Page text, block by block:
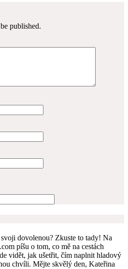
published.
dovolenou? Zkuste to tady! Na
píšu o tom, co mě na cestách
vidět, jak ušetřit, čím naplnit hladový
chvíli. Mějte skvělý den, Kateřina